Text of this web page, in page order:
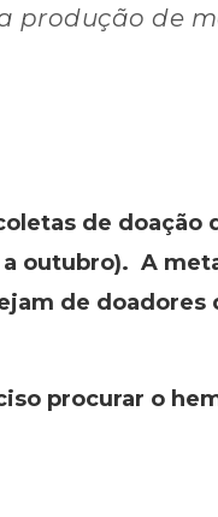
produção de
de doação
outubro). A
de doadores
procurar o